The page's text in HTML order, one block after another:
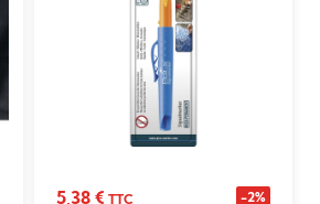
5,38 € TTC -2%